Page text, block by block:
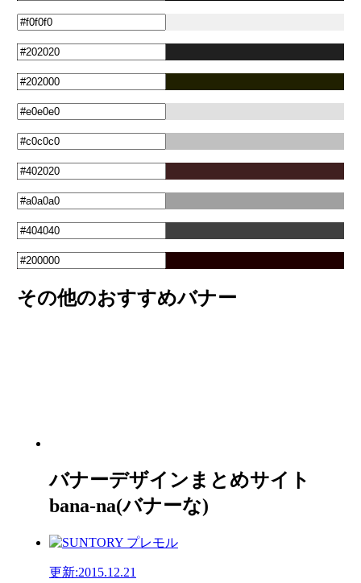
その他のおすすめバナー
バナーデザインまとめサイト
bana-na(バナーな)
更新:2015.12.21